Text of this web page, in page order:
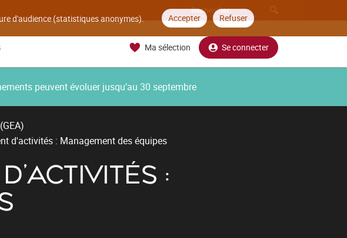
d'audience (statistiques anonymes). Accepter Refuser
Ma sélection Se connecter
peuvent évoluer jusqu’au 30 septembre
d'activités : Management des équipes
: